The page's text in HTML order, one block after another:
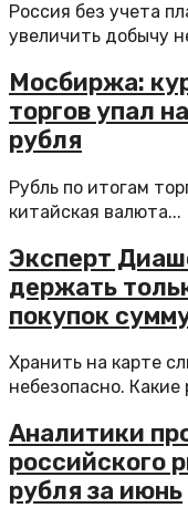
Россия без учета
увеличить добычу
Мосбиржа:
торгов упал
рубля
Рубль по итогам
китайская валюта...
Эксперт
держать
покупок
Хранить на карте
небезопасно. Какие
Аналитики
российского
рубля за июнь